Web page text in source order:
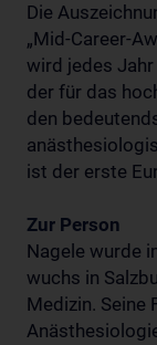
Die
„Mid-Career-
wird jedes Jahr
der für das
den
ist der erste
Zur Person
Nagele wurde
wuchs in
Medizin. Seine